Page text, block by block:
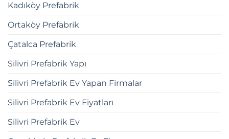
Kadıköy Prefabrik
Ortaköy Prefabrik
Çatalca Prefabrik
Silivri Prefabrik Yapı
Silivri Prefabrik Ev Yapan Firmalar
Silivri Prefabrik Ev Fiyatları
Silivri Prefabrik Ev